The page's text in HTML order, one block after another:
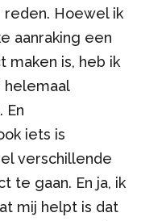
Hoewel ik
aanraking een
maken is, heb ik
helemaal
En
iets is
verschillende
te gaan. En ja, ik
mij helpt is dat